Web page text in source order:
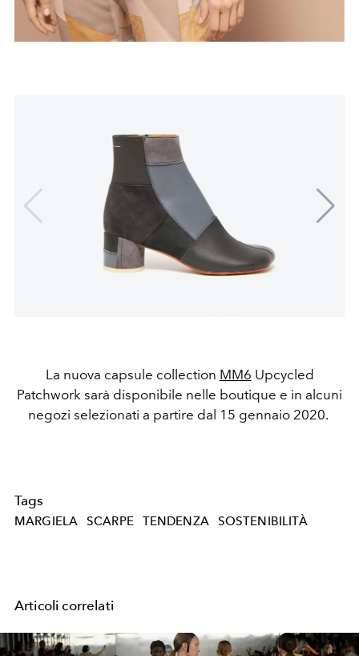
La nuova capsule collection MM6 Upcycled
Patchwork sarà disponibile nelle boutique e in alcuni
negozi selezionati a partire dal 15 gennaio 2020.
Tags
MARGIELA SCARPE TENDENZA SOSTENIBILITÀ
Articoli correlati